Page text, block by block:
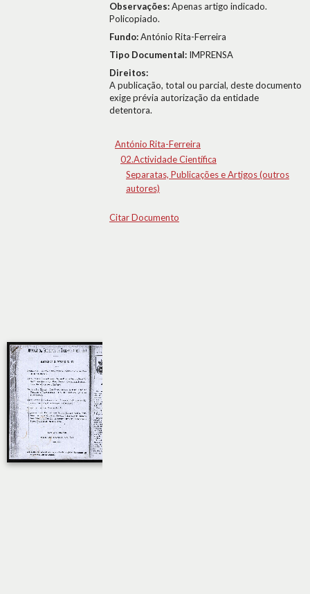
Observações:Apenas artigo indicado.
Policopiado.
Fundo:António Rita-Ferreira
Tipo Documental: IMPRENSA
Direitos:
A publicação, total ou parcial, deste documento
exige prévia autorização da entidade
detentora.
António Rita-Ferreira
02.Actividade Científica
Separatas, Publicações e Artigos (outros
autores)
Citar Documento